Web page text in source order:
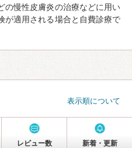
の慢性皮膚炎の治療などに用い
が適用される場合と自費診療で
表示順について
レビュー数 新着・更新